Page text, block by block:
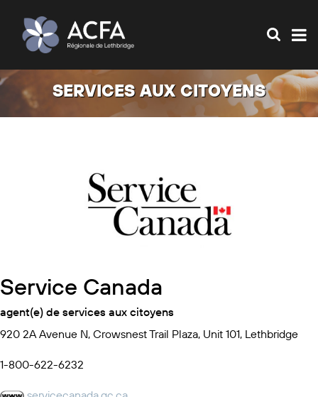
SERVICES AUX CITOYENS
Service Canada
agent(e) de services aux citoyens
920 2A Avenue N, Crowsnest Trail Plaza, Unit 101, Lethbridge
1-800-622-6232